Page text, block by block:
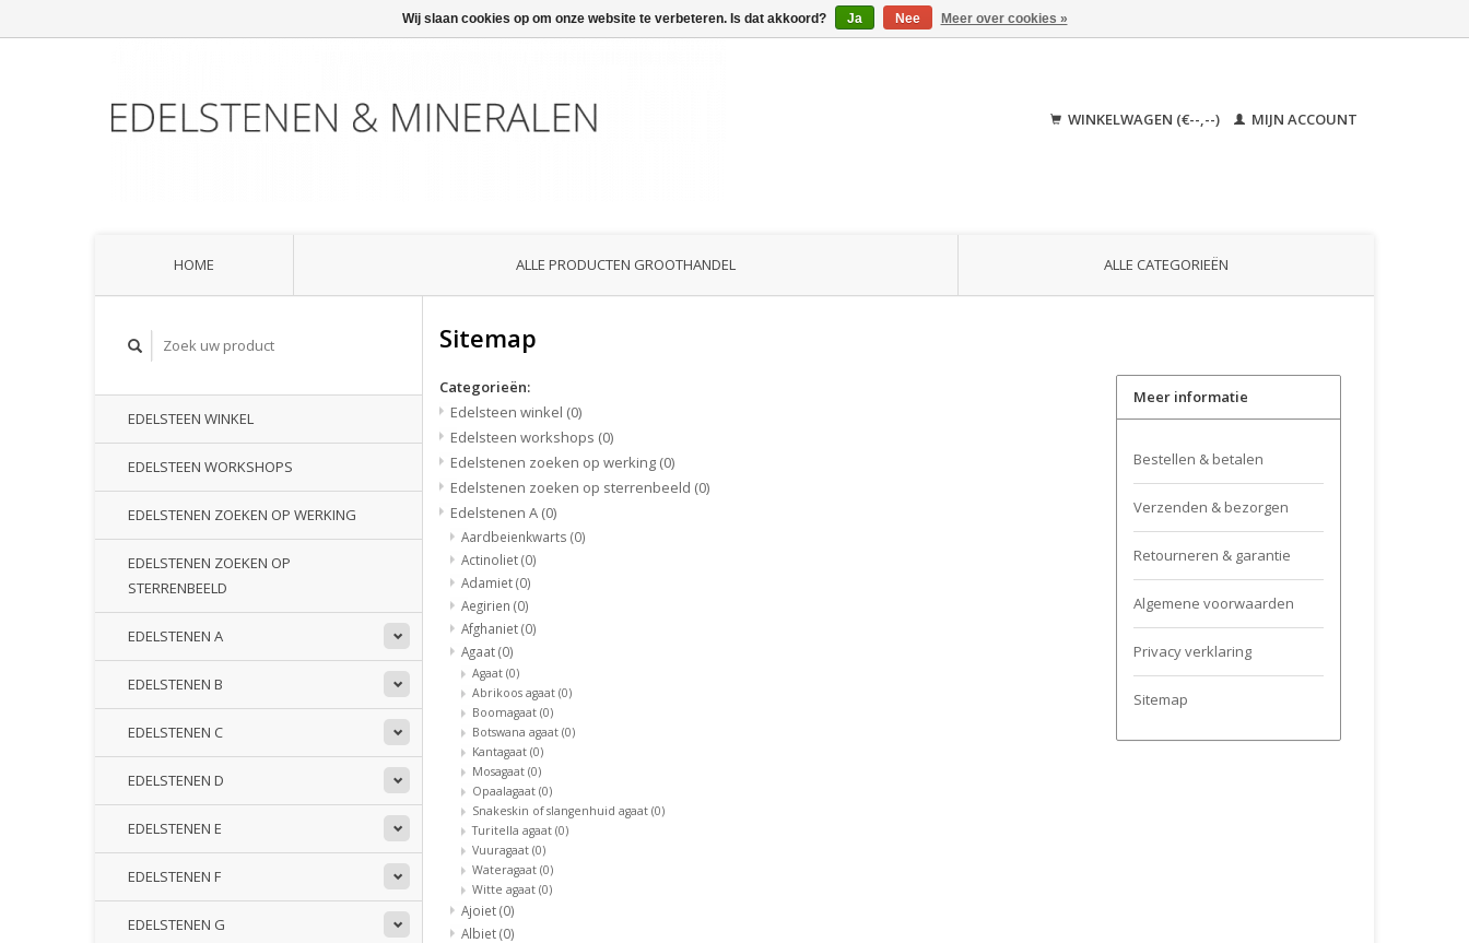
WINKELWAGEN (€--,--) MIJN ACCOUNT
HOME ALLE PRODUCTEN GROOTHANDEL ALLE CATEGORIEËN
EDELSTEEN WINKEL
EDELSTEEN WORKSHOPS
EDELSTENEN ZOEKEN OP WERKING
EDELSTENEN ZOEKEN OP
STERRENBEELD
EDELSTENEN A
EDELSTENEN B
EDELSTENEN C
EDELSTENEN D
EDELSTENEN E
EDELSTENEN F
EDELSTENEN G
Sitemap
Categorieën:
Edelsteen winkel (0)
Edelsteen workshops (0)
Edelstenen zoeken op werking (0)
Edelstenen zoeken op sterrenbeeld (0)
Edelstenen A (0)
Aardbeienkwarts (0)
Actinoliet(0)
Adamiet(0)
Aegirien (0)
Afghaniet(0)
Agaat(0)
Agaat (0)
Abrikoos agaat (0)
Boomagaat (0)
Botswana agaat (0)
Kantagaat (0)
Mosagaat (0)
Opaalagaat (0)
Snakeskin of slangenhuid agaat (0)
Turitella agaat (0)
Vuuragaat (0)
Wateragaat (0)
Witte agaat (0)
Ajoiet(0)
Albiet(0)
Meer informatie
Bestellen & betalen
Verzenden & bezorgen
Retourneren & garantie
Algemene voorwaarden
Privacy verklaring
Sitemap
Wij slaan cookies op om onze website te verbeteren. Is dat akkoord? Ja Nee Meer over cookies »